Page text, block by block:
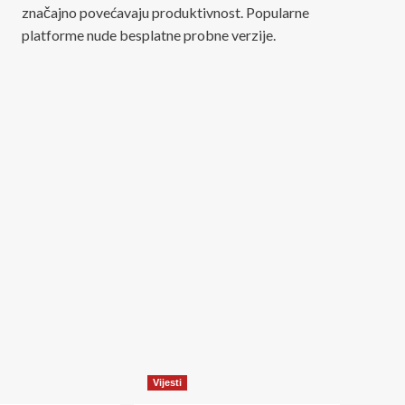
značajno povećavaju produktivnost. Popularne
platforme nude besplatne probne verzije.
Vijesti